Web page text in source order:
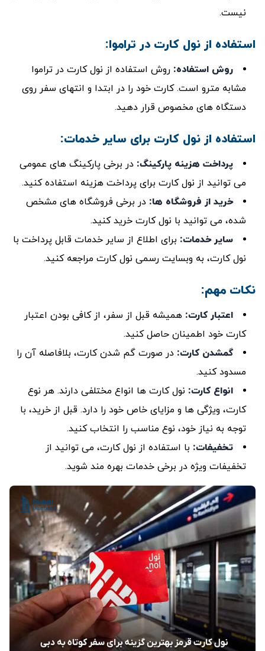
نیست.
استفاده از نول کارت در تراموا:
روش استفاده: روش استفاده از نول کارت در تراموا
مشابه مترو است. کارت خود را در ابتدا و انتهای سفر روی
دستگاه ‌های مخصوص قرار دهید.
استفاده از نول کارت برای سایر خدمات:
پرداخت هزینه پارکینگ: در برخی پارکینگ‌ های عمومی
می ‌توانید از نول کارت برای پرداخت هزینه استفاده کنید.
خرید از فروشگاه‌ ها: در برخی فروشگاه‌ های مشخص
شده، می‌ توانید با نول کارت خرید کنید.
سایر خدمات: برای اطلاع از سایر خدمات قابل پرداخت با
نول کارت، به وبسایت رسمی نول کارت مراجعه کنید.
نکات مهم:
اعتبار کارت: همیشه قبل از سفر، از کافی بودن اعتبار
کارت خود اطمینان حاصل کنید.
گمشدن کارت: در صورت گم شدن کارت، بلافاصله آن را
مسدود کنید.
انواع کارت: نول کارت ‌ها انواع مختلفی دارند. هر نوع
کارت، ویژگی‌ ها و مزایای خاص خود را دارد. قبل از خرید، با
توجه به نیاز خود، نوع مناسب را انتخاب کنید.
تخفیفات: با استفاده از نول کارت، می ‌توانید از
تخفیفات ویژه در برخی خدمات بهره ‌مند شوید.